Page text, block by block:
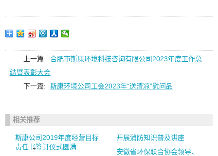
上一篇:
合肥市斯康环境科技咨询有限公司2023年度工作总
结暨表彰大会
下一篇:
斯康环境公司工会2023年“送清凉”慰问品
相关推荐
斯康公司2019年度经营目标
责任书签订仪式圆满...
开展消防知识普及讲座
安徽省环保联合协会领导、